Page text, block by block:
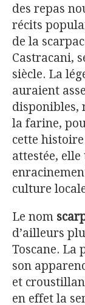
des repas
récits
de la
Castracani,
siècle. La
auraient
disponibles,
la farine,
cette
attestée,
culture
Le nom
d’ailleurs
Toscane. La
son
et
en effet la